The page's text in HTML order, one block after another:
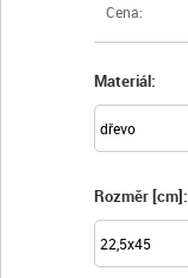
Cena:
Materiál:
Rozměr [cm]: